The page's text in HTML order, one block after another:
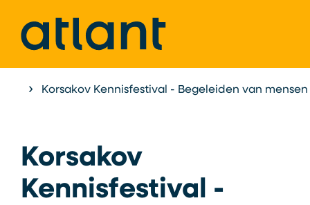
Home Agenda
Korsakov Kennisfestival - Begeleiden van
Korsakov
Kennisfestival -